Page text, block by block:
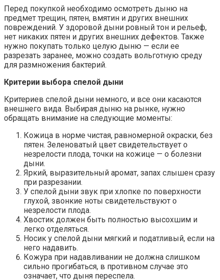
Перед покупкой необходимо осмотреть дыню на
предмет трещин, пятен, вмятин и других внешних
повреждений. У здоровой дыни ровный тон и рельеф,
нет никаких пятен и других внешних дефектов. Также
нужно покупать только целую дыню — если ее
разрезать заранее, можно создать вольготную среду
для размножения бактерий.
Критерии выбора спелой дыни
Критериев спелой дыни немного, и все они касаются
внешнего вида. Выбирая дыню на рынке, нужно
обращать внимание на следующие моменты:
Кожица в норме чистая, равномерной окраски, без
пятен. Зеленоватый цвет свидетельствует о
незрелости плода, точки на кожице — о болезни
дыни.
Яркий, выразительный аромат, запах слышен сразу
при разрезании.
У спелой дыни звук при хлопке по поверхности
глухой, звонкие ноты свидетельствуют о
незрелости плода.
Хвостик должен быть полностью высохшим и
легко отделяться.
Носик у спелой дыни мягкий и податливый, если на
него надавить.
Кожура при надавливании не должна слишком
сильно прогибаться, в противном случае это
означает, что дыня переспела.